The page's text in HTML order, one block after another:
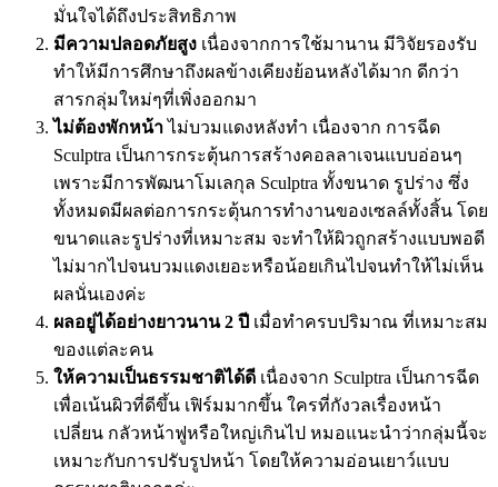
มั่นใจได้ถึงประสิทธิภาพ
มีความปลอดภัยสูง เนื่องจากการใช้มานาน มีวิจัยรองรับ
ทำให้มีการศึกษาถึงผลข้างเคียงย้อนหลังได้มาก ดีกว่า
สารกลุ่มใหม่ๆที่เพิ่งออกมา
ไม่ต้องพักหน้าไม่บวมแดงหลังทำ เนื่องจาก การฉีด
Sculptra เป็นการกระตุ้นการสร้างคอลลาเจนแบบอ่อนๆ
เพราะมีการพัฒนาโมเลกุล Sculptra ทั้งขนาด รูปร่าง ซึ่ง
ทั้งหมดมีผลต่อการกระตุ้นการทำงานของเซลล์ทั้งสิ้น โดย
ขนาดและรูปร่างที่เหมาะสม จะทำให้ผิวถูกสร้างแบบพอดี
ไม่มากไปจนบวมแดงเยอะหรือน้อยเกินไปจนทำให้ไม่เห็น
ผลนั่นเองค่ะ
ผลอยู่ได้อย่างยาวนาน 2 ปี เมื่อทำครบปริมาณ ที่เหมาะสม
ของแต่ละคน
ให้ความเป็นธรรมชาติได้ดี เนื่องจาก Sculptra เป็นการฉีด
เพื่อเน้นผิวที่ดีขึ้น เฟิร์มมากขึ้น ใครที่กังวลเรื่องหน้า
เปลี่ยน กลัวหน้าฟูหรือใหญ่เกินไป หมอแนะนำว่ากลุ่มนี้จะ
เหมาะกับการปรับรูปหน้า โดยให้ความอ่อนเยาว์แบบ